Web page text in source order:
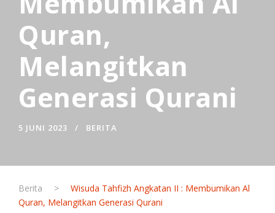
Quran,
Melangitkan
Generasi Qurani
5 JUNI 2023 BERITA
Berita >
Wisuda Tahfizh Angkatan II : Membumikan Al
Quran, Melangitkan Generasi Qurani